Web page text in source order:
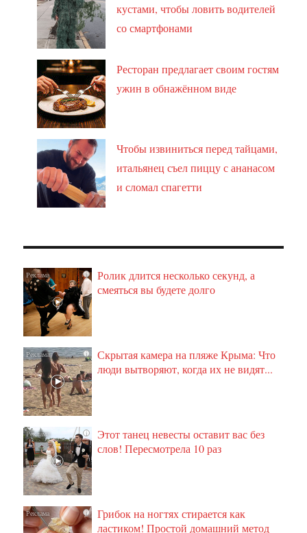
кустами, чтобы ловить водителей
со смартфонами
Ресторан предлагает своим гостям
ужин в обнажённом виде
Чтобы извиниться перед тайцами,
итальянец съел пиццу с ананасом
и сломал спагетти
i
Ролик длится несколько секунд, а
смеяться вы будете долго
i
Скрытая камера на пляже Крыма: Что
люди вытворяют, когда их не видят...
i
Этот танец невесты оставит вас без
слов! Пересмотрела 10 раз
i
Грибок на ногтях стирается как
ластиком! Простой домашний метод